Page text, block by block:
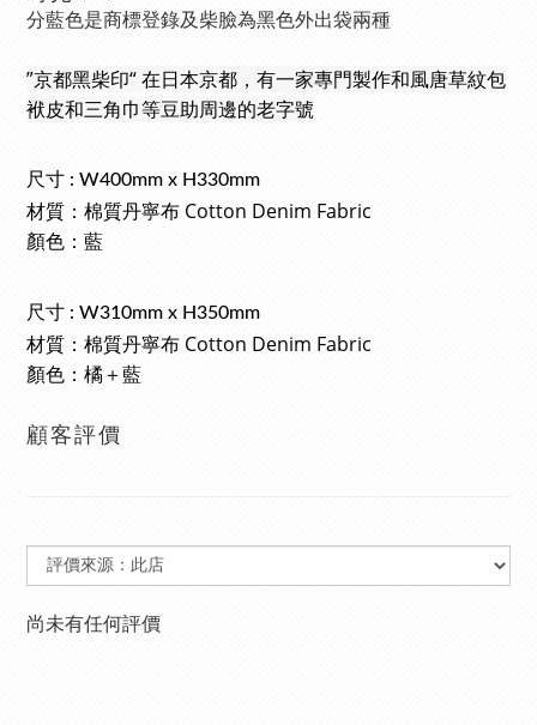
分藍色是商標登錄及柴臉為黑色外出袋兩種
”京都黑柴印“ 在日本京都，有一家專門製作和風唐草紋包
袱皮和三角巾等豆助周邊的老字號
尺寸 : W400mm x H330mm
材質：棉質丹寧布 Cotton Denim Fabric
顏色：藍
尺寸 : W310mm x H350mm
材質：棉質丹寧布 Cotton Denim Fabric
顏色：橘＋藍
顧客評價
尚未有任何評價